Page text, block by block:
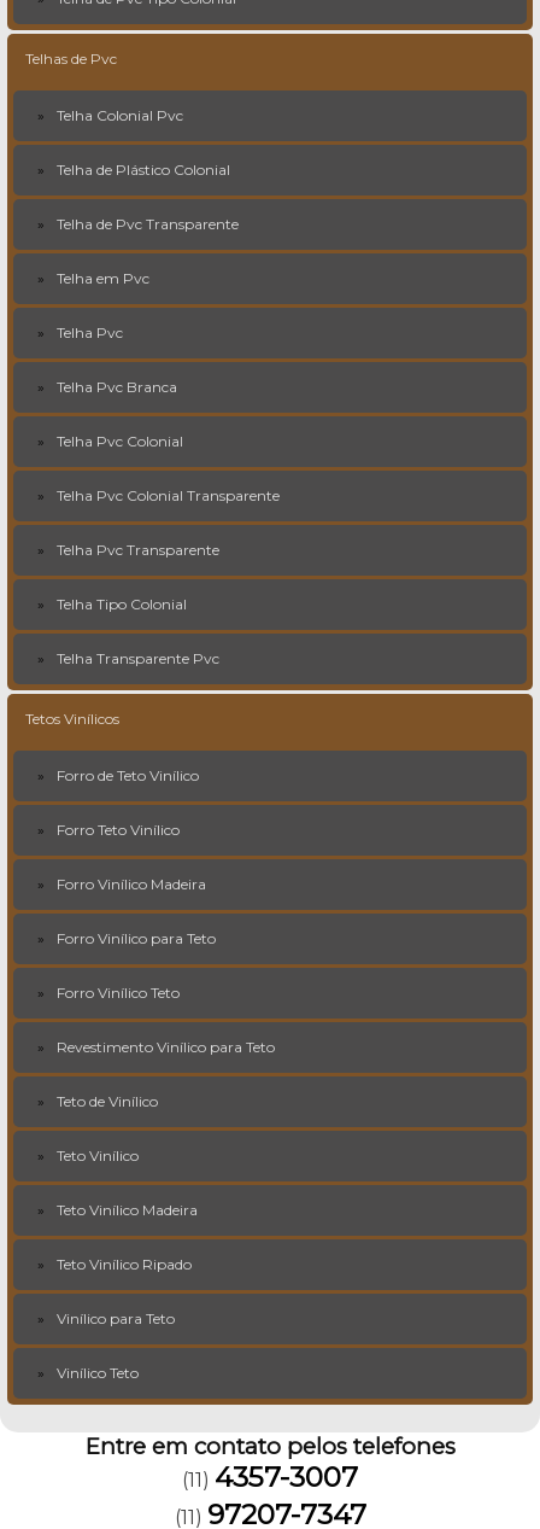
Telhas de Pvc
Telha Colonial Pvc
Telha de Plástico Colonial
Telha de Pvc Transparente
Telha em Pvc
Telha Pvc
Telha Pvc Branca
Telha Pvc Colonial
Telha Pvc Colonial Transparente
Telha Pvc Transparente
Telha Tipo Colonial
Telha Transparente Pvc
Tetos Vinílicos
Forro de Teto Vinílico
Forro Teto Vinílico
Forro Vinílico Madeira
Forro Vinílico para Teto
Forro Vinílico Teto
Revestimento Vinílico para Teto
Teto de Vinílico
Teto Vinílico
Teto Vinílico Madeira
Teto Vinílico Ripado
Vinílico para Teto
Vinílico Teto
Entre em contato pelos telefones
(11) 4357-3007
(11) 97207-7347